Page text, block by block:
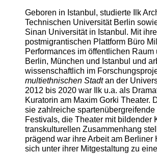
Geboren in Istanbul, studierte Ilk
Technischen Universität Berlin
Sinan Universität in Istanbul. Mit
postmigrantischen Plattform Büro
Performances im öffentlichen Raum
Berlin, München und Istanbul und
wissenschaftlich im
multiethnischen Stadtan der
2012 bis 2020 war Ilk u.a. als
Kuratorin am Maxim Gorki Theater.
sie zahlreiche spartenübergreifende
Festivals, die Theater mit bildender
transkulturellen Zusammenhang
prägend war ihre Arbeit am Berliner
sich unter ihrer Mitgestaltung zu